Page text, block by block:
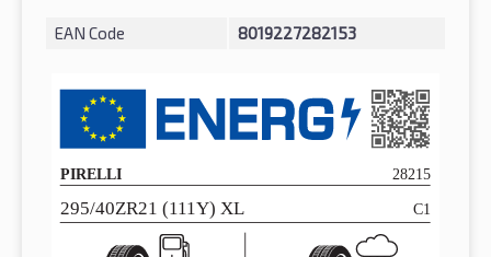
EAN Code 8019227282153